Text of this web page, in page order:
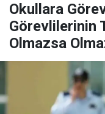
Okullara
Görevlilerinin
Olmazsa